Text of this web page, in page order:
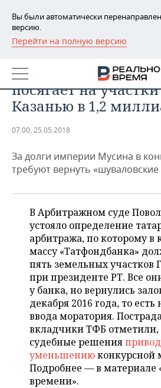
Вы были автоматически
версию.
Перейти на полную версию
РЕГИОНЫ
БАШКОРТОСТАН
ТАТАРСТАН
НОВОСТИ
АНАЛИТИКА
ДЕКЛАРАЦИИ О ДОХОДАХ
КОРОЛИ ГОСЗАКАЗА ПФО
КОМУ ПРИНАДЛЕЖАТ
ТОРГОВЫЕ ЦЕНТРЫ
ТАТАРСТАНА
НОВОСТИ ЭКОНОМИКИ
ФИНАНСЫ
БЮДЖЕТ
ИНВЕСТИЦИИ
ПРОМЫШЛЕННОСТЬ
НОВОСТИ
АГРОПРОМ
МАШИНОСТРОЕНИЕ
НЕФТЕХИМИЯ
НЕФТЬ
ОПК
ЭНЕРГЕТИКА
НЕДВИЖИМОСТЬ
НОВОСТИ АВТО
БИЗНЕС
НОВОСТИ БИЗНЕСА
РОЗНИЧНАЯ ТОРГОВЛЯ
ТРАНСПОРТ
УСЛУГИ
ТЕХНОЛОГИИ
НОВОСТИ ТЕХНОЛОГИЙ
МЕДИА
ТЕЛЕКОММУНИКАЦИИ
МЕРОПРИЯТИЯ
НОВОСТИ МЕРОПРИЯТИЙ
ВЫЕЗДНАЯ РЕДАКЦИЯ
БИЗНЕС-БРАНЧИ
СПОРТ
НОВОСТИ СПОРТА
ФУТБОЛ
ОБЩЕСТВО
НОВОСТИ ОБЩЕСТВА
ФОТОГАЛЕРЕЯ
Дело о
посягает на
Казанью в 1,2
07:00, 25.05.2018
За долги империи Мусина в
требуют вернуть «шуваловские
В Арбитражном суде
устояло определение
арбитража, по которому в
массу «Татфондбанка»
пять земельных участков
при президенте РТ. Все
у банка, но вернулись
декабря 2016 года, то есть
ввода моратория.
вкладчики ТФБ отметили,
судебные решения
уменьшениюконкурсной
Подробнее — в материале
времени».